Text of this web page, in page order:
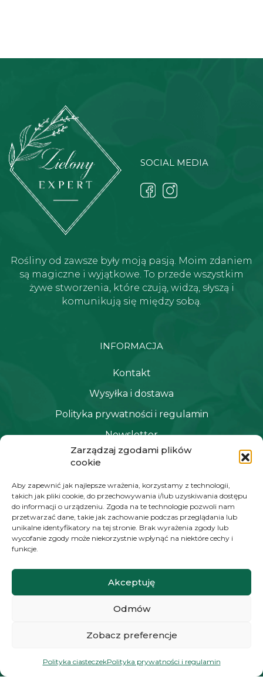
Zarządzaj zgodami plików
cookie
Aby zapewnić jak najlepsze wrażenia, korzystamy z technologii,
takich jak pliki cookie, do przechowywania i/lub uzyskiwania dostępu
do informacji o urządzeniu. Zgoda na te technologie pozwoli nam
przetwarzać dane, takie jak zachowanie podczas przeglądania lub
unikalne identyfikatory na tej stronie. Brak wyrażenia zgody lub
wycofanie zgody może niekorzystnie wpłynąć na niektóre cechy i
funkcje.
Akceptuję
Odmów
Zobacz preferencje
Polityka ciasteczekPolityka prywatności i regulamin
SOCIAL MEDIA
Rośliny od zawsze były moją pasją. Moim zdaniem
są magiczne i wyjątkowe. To przede wszystkim
żywe stworzenia, które czują, widzą, słyszą i
komunikują się między sobą.
INFORMACJA
Kontakt
Wysyłka i dostawa
Polityka prywatności i regulamin
Newsletter
Moje konto
Koszyk
Moje zamówienia
KONTAKT
+48 572 784 930
kontakt@zielonyexpert.pl